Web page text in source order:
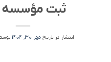
ثبت مؤسسه
انتشار در تاریخ مهر 30, 1404